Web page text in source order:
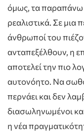
όμως, τα παραπάνω
ρεαλιστικά. Σε μια
άνθρωποί του
ανταπεξέλθουν, η
αποτελεί την πιο
αυτονόητο. Να
περνάει και δεν
διασωληνωμένοι
η νέα